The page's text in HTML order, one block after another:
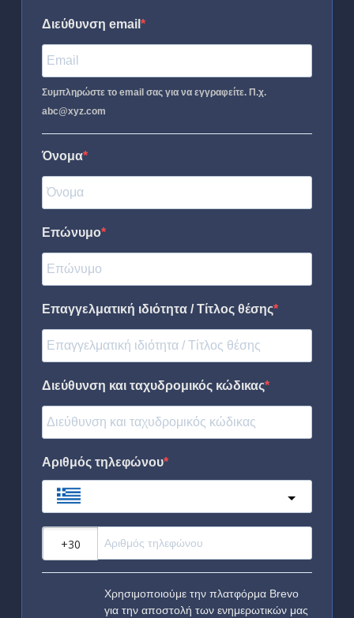
Διεύθυνση email
Συμπληρώστε το email σας για να εγγραφείτε. Π.χ.
abc@xyz.com
Όνομα
Επώνυμο
Επαγγελματική ιδιότητα / Τίτλος θέσης
Διεύθυνση και ταχυδρομικός κώδικας
Αριθμός τηλεφώνου
Χρησιμοποιούμε την πλατφόρμα Brevo
για την αποστολή των ενημερωτικών μας